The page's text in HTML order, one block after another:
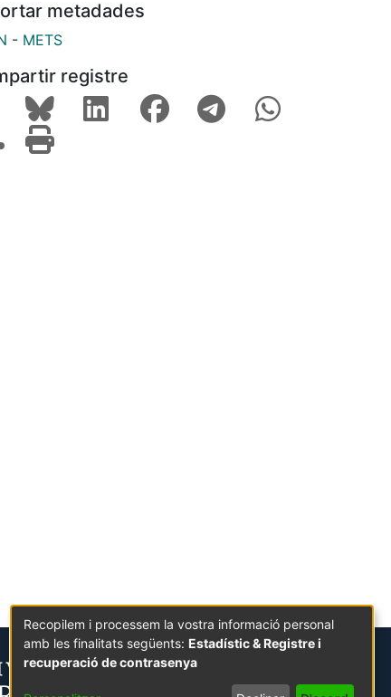
metadades
- METS
registre
Recopilem i processem la vostra informació personal
amb les finalitats següents: Estadístic & Registre i
recuperació de contrasenya